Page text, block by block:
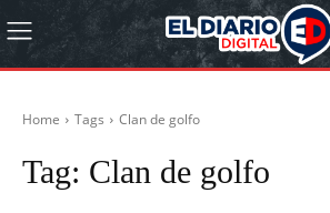
Home Tags Clan de golfo
Tag: Clan de golfo